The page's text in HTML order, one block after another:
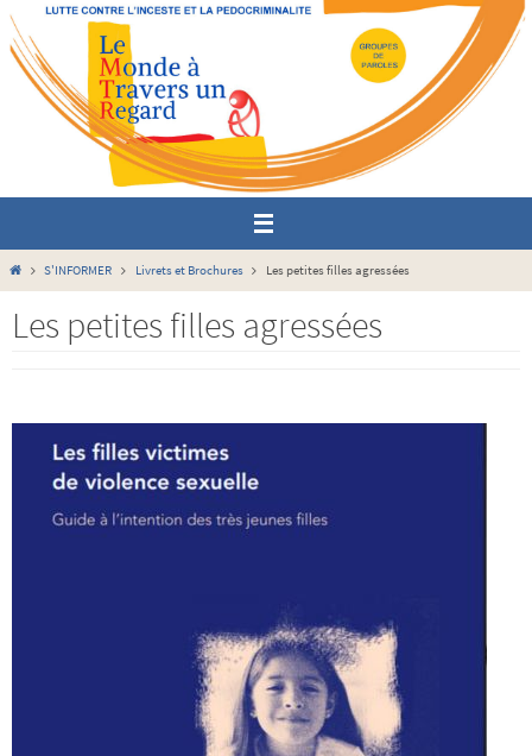
Passer
vers
contenu
HomeS'INFORMER Livrets et Brochures Les petites filles agressées
Les petites filles agressées